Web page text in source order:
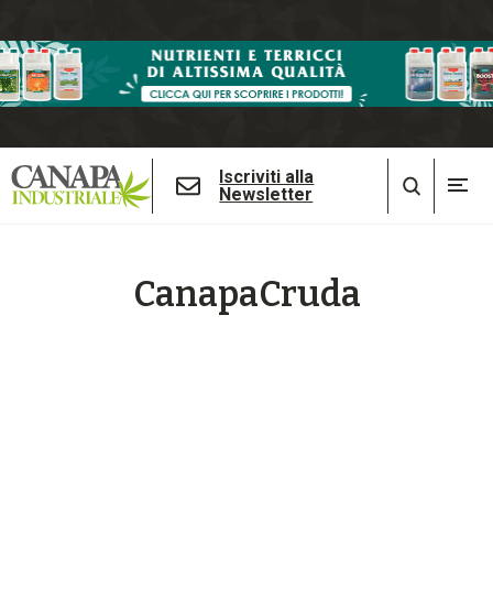
Iscriviti alla
Newsletter
CanapaCruda